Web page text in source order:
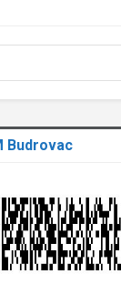
Budrovac